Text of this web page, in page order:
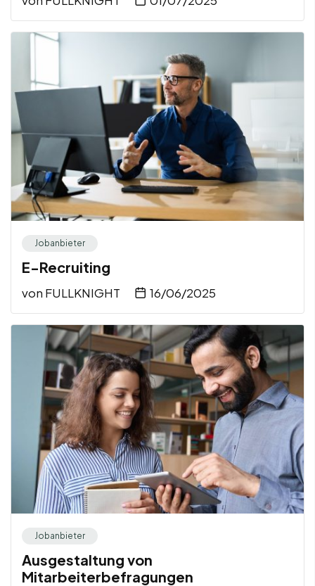
Jobanbieter
E-Recruiting
von FULLKNIGHT 16/06/2025
Jobanbieter
Ausgestaltung von
Mitarbeiterbefragungen